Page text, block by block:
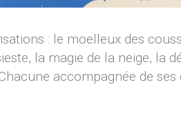
: le moelleux des
la magie de la neige, la
accompagnée de